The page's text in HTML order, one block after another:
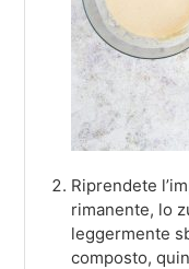
Riprendete
rimanente, lo
leggermente
composto,